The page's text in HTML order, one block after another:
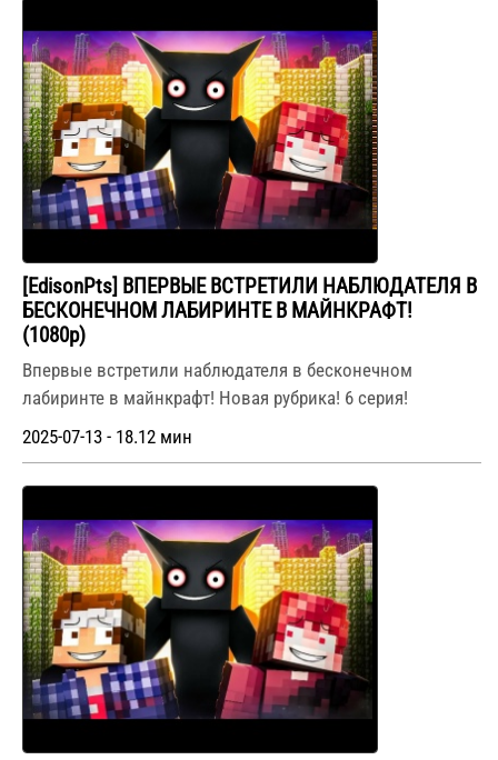
[EdisonPts] ВПЕРВЫЕ ВСТРЕТИЛИ НАБЛЮДАТЕЛЯ В
БЕСКОНЕЧНОМ ЛАБИРИНТЕ В МАЙНКРАФТ!
(1080p)
Впервые встретили наблюдателя в бесконечном
лабиринте в майнкрафт! Новая рубрика! 6 серия!
2025-07-13 - 18.12 мин